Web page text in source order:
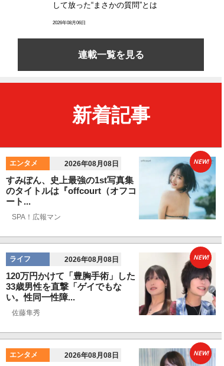
して放った“まさかの質問”とは
2026年08月06日
連載一覧を見る
新着記事
エンタメ 2026年08月08日
すみぽん、史上最強の1st写真集
のタイトルは『offcourt（オフコ
ート...
SPA！広報マン
NEW!
ライフ 2026年08月08日
120万円かけて「豊胸手術」した
33歳男性を直撃「ゲイでもな
い。性同一性障...
佐藤隼秀
NEW!
エンタメ 2026年08月08日 NEW!